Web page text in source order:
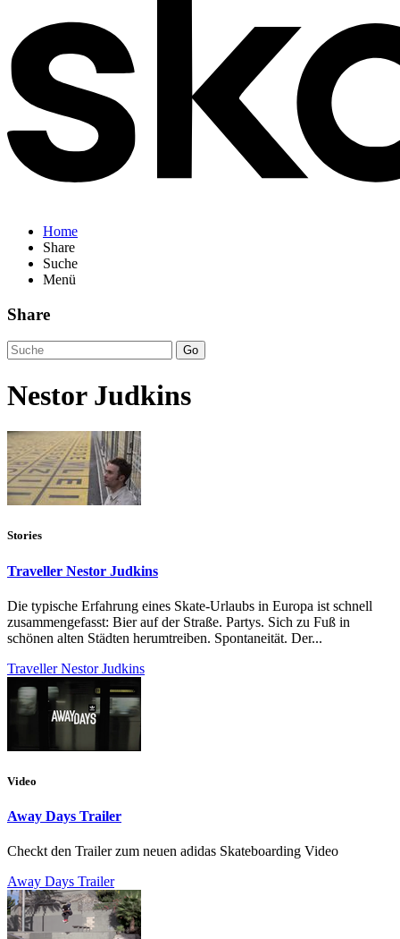
Home
Share
Suche
Menü
Share
Go
Nestor Judkins
Stories
Traveller Nestor Judkins
Die typische Erfahrung eines Skate-Urlaubs in Europa ist schnell
zusammengefasst: Bier auf der Straße. Partys. Sich zu Fuß in
schönen alten Städten herumtreiben. Spontaneität. Der...
Traveller Nestor Judkins
Video
Away Days Trailer
Checkt den Trailer zum neuen adidas Skateboarding Video
Away Days Trailer